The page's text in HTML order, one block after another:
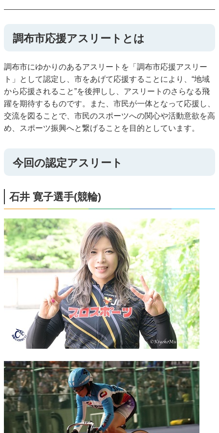
調布市応援アスリートとは
調布市にゆかりのあるアスリートを「調布市応援アスリー
ト」として認定し、市をあげて応援することにより、“地域
から応援されること”を後押しし、アスリートのさらなる飛
躍を期待するものです。また、市民が一体となって応援し、
交流を図ることで、市民のスポーツへの関心や活動意欲を高
め、スポーツ振興へと繋げることを目的としています。
今回の認定アスリート
石井 寛子選手(競輪)